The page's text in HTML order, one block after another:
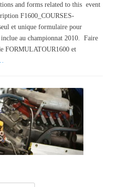
and forms related to this event
F1600_COURSES-
et unique formulaire pour
inclue au championnat 2010. Faire
FORMULATOUR1600 et